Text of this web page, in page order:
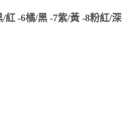
紅 -6橘/黑 -7紫/黃 -8粉紅/深